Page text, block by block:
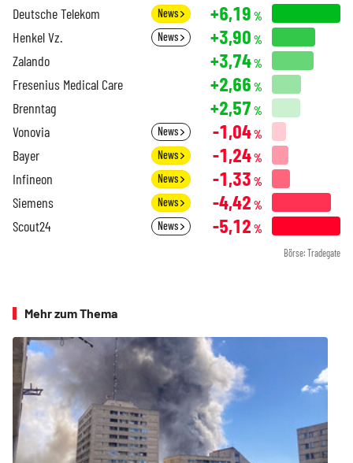
Deutsche Telekom News +6,19 %
Henkel Vz. News +3,90 %
Zalando +3,74%
Fresenius Medical Care +2,66 %
Brenntag +2,57 %
Vonovia News -1,04%
Bayer News -1,24%
Infineon News -1,33 %
Siemens News -4,42 %
Scout24 News -5,12 %
Börse: Tradegate
Mehr zum Thema